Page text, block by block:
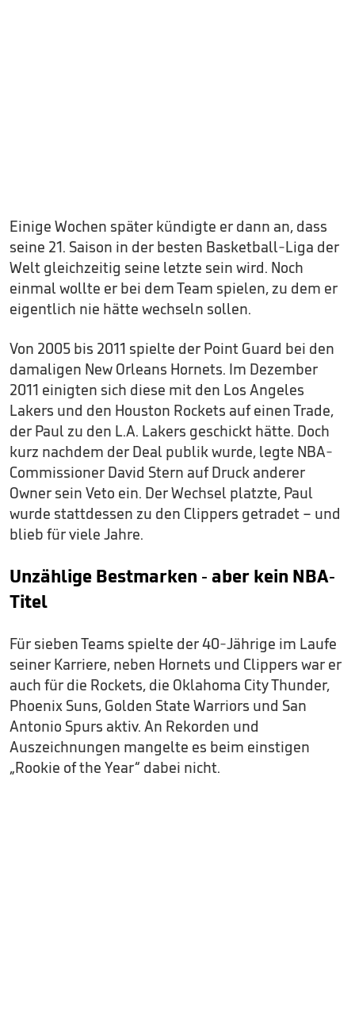
Einige Wochen später kündigte er dann an, dass
seine 21. Saison in der besten Basketball-Liga der
Welt gleichzeitig seine letzte sein wird. Noch
einmal wollte er bei dem Team spielen, zu dem er
eigentlich nie hätte wechseln sollen.
Von 2005 bis 2011 spielte der Point Guard bei den
damaligen New Orleans Hornets. Im Dezember
2011 einigten sich diese mit den Los Angeles
Lakers und den Houston Rockets auf einen Trade,
der Paul zu den L.A. Lakers geschickt hätte. Doch
kurz nachdem der Deal publik wurde, legte NBA-
Commissioner David Stern auf Druck anderer
Owner sein Veto ein. Der Wechsel platzte, Paul
wurde stattdessen zu den Clippers getradet – und
blieb für viele Jahre.
Unzählige Bestmarken - aber kein NBA-
Titel
Für sieben Teams spielte der 40-Jährige im Laufe
seiner Karriere, neben Hornets und Clippers war er
auch für die Rockets, die Oklahoma City Thunder,
Phoenix Suns, Golden State Warriors und San
Antonio Spurs aktiv. An Rekorden und
Auszeichnungen mangelte es beim einstigen
„Rookie of the Year“ dabei nicht.